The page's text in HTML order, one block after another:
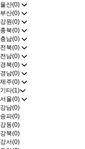
울산(0)
부산(0)
강원(0)
충북(0)
충남(0)
전북(0)
전남(0)
경북(0)
경남(0)
제주(0)
기타(1)
서울(0)
강남(0)
송파(0)
강동(0)
강북(0)
강서(0)